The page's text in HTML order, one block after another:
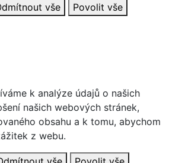
vše Povolit vše
k analýze údajů o našich
našich webových stránek,
obsahu a k tomu, abychom
z webu.